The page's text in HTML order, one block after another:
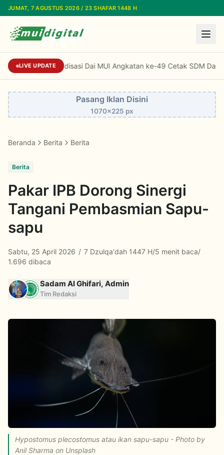
Lewati ke konten utama
JUMAT, 7 AGUSTUS 2026 / 23 SHAFAR 1448 H
LIVE UPDATE
Standardisasi Dai MUI Angkatan ke-49 Cetak SDM
Pasang Iklan Disini
1070x225 px
Beranda Berita Berita
Berita
Pakar IPB Dorong Sinergi
Tangani Pembasmian Sapu-
sapu
Sabtu, 25 April 2026 / 7 Dzulqa'dah 1447 H/5 menit baca/
1.696 dibaca
Sadam Al Ghifari, Admin
Tim Redaksi
Hypostomus plecostomus atau ikan sapu-sapu - Photo by
Anil Sharma on Unsplash